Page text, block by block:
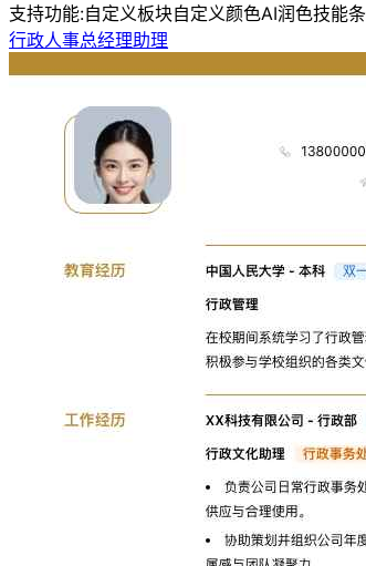
支持功能:自定义板块自定义颜色AI润色技能条
行政人事总经理助理